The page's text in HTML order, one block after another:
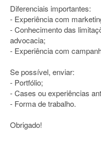
Diferenciais importantes:
- Experiência com
- Conhecimento das
advocacia;
- Experiência com
Se possível, enviar:
- Portfólio;
- Cases ou experiências
- Forma de trabalho.
Obrigado!